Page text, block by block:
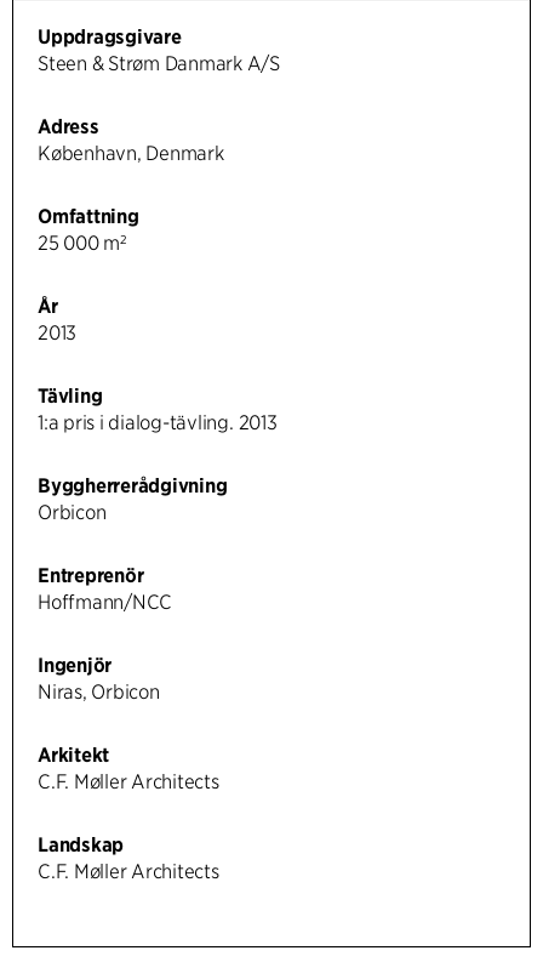
Uppdragsgivare
Steen & Strøm Danmark A/S
Adress
København, Denmark
Omfattning
25 000 m²
År
2013
Tävling
1:a pris i dialog-tävling. 2013
Byggherrerådgivning
Orbicon
Entreprenör
Hoffmann/NCC
Ingenjör
Niras, Orbicon
Arkitekt
C.F. Møller Architects
Landskap
C.F. Møller Architects